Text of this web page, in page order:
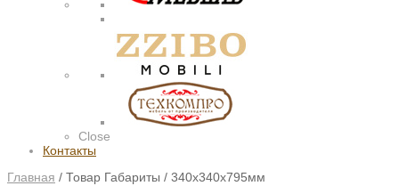
Close
Контакты
Главная / Товар Габариты / 340х340х795мм